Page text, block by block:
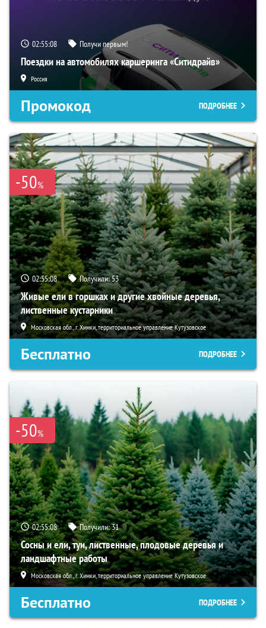
02:55:07 Получи первым!
Поездки на автомобилях каршеринга «Ситидрайв»
Россия
Промокод ПОДРОБНЕЕ
-50%
02:55:07 Получили:53
Живые ели в горшках и другие хвойные деревья,
лиственные кустарники
Московская обл., г. Химки, территориальное управление Кутузовское
Бесплатно ПОДРОБНЕЕ
-50%
02:55:07 Получили:31
Сосны и ели, туи, лиственные, плодовые деревья и
ландшафтные работы
Московская обл., г. Химки, территориальное управление Кутузовское
Бесплатно ПОДРОБНЕЕ